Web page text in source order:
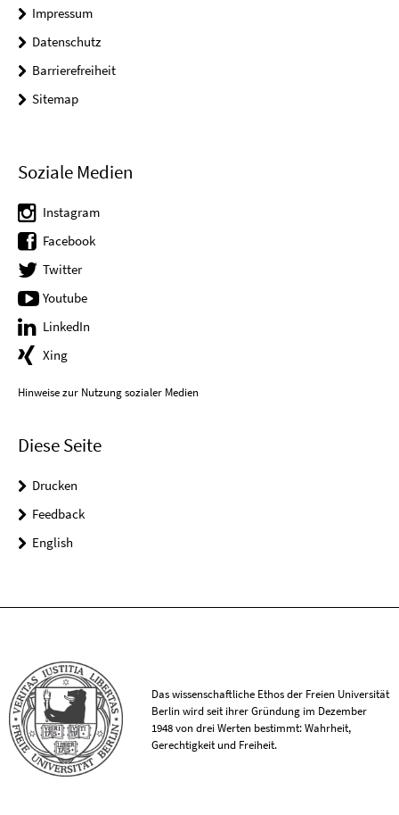
Impressum
Datenschutz
Barrierefreiheit
Sitemap
Soziale Medien
Instagram
Facebook
Twitter
Youtube
LinkedIn
Xing
Hinweise zur Nutzung sozialer Medien
Diese Seite
Drucken
Feedback
English
Das wissenschaftliche Ethos der Freien Universität
Berlin wird seit ihrer Gründung im Dezember
1948 von drei Werten bestimmt: Wahrheit,
Gerechtigkeit und Freiheit.